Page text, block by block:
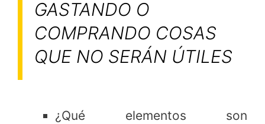
GASTANDO O
COMPRANDO COSAS
QUE NO SERÁN ÚTILES
¿Qué elementos son